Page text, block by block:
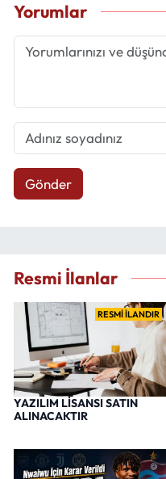
Yorumlar
Gönder
Resmi İlanlar
RESMİ İLANDIR
YAZILIM LİSANSI SATIN
ALINACAKTIR